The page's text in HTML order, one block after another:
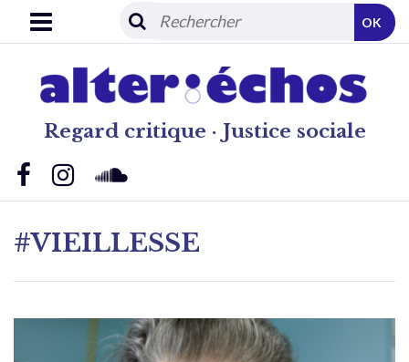
Regard critique · Justice sociale
OK
#VIEILLESSE